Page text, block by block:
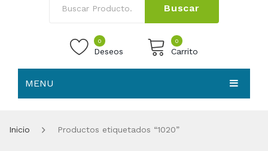
Buscar
0
Deseos
0
Carrito
MENU
Inicio Productos etiquetados “1020”